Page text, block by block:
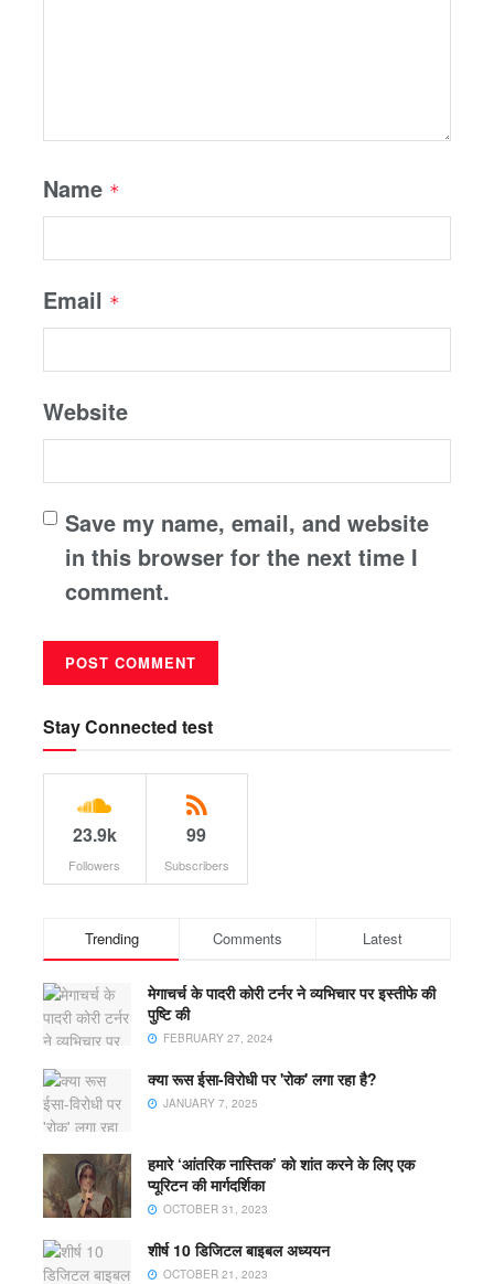
Name *
Email *
Website
Save my name, email, and website
in this browser for the next time I
comment.
Stay Connected test
23.9k
Followers
99
Subscribers
Trending Comments Latest
मेगाचर्च के पादरी कोरी टर्नर ने व्यभिचार पर इस्तीफे की
पुष्टि की
FEBRUARY 27, 2024
क्या रूस ईसा-विरोधी पर 'रोक' लगा रहा है?
JANUARY 7, 2025
हमारे ‘आंतरिक नास्तिक’ को शांत करने के लिए एक
प्यूरिटन की मार्गदर्शिका
OCTOBER 31, 2023
शीर्ष 10 डिजिटल बाइबल अध्ययन
OCTOBER 21, 2023